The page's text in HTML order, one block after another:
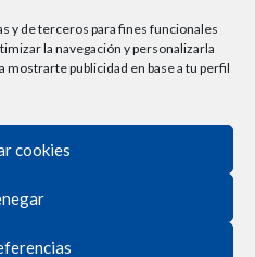
y de terceros para fines funcionales
la navegación y personalizarla
mostrarte publicidad en base a tu perfil
cookies